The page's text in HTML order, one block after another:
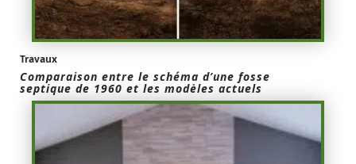
Travaux
Comparaison entre le schéma d’une fosse
septique de 1960 et les modèles actuels